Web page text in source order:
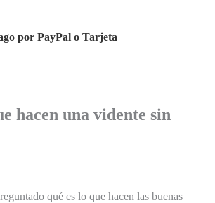
por PayPal o Tarjeta
hacen una vidente sin
qué es lo que hacen las buenas